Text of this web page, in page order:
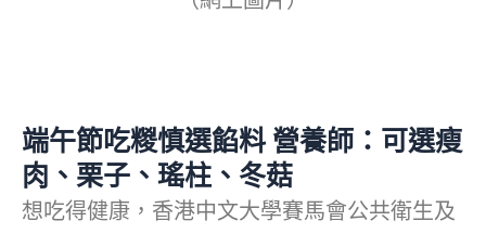
端午節吃糉慎選餡料 營養師：可選瘦
肉、栗子、瑤柱、冬菇
想吃得健康，香港中文大學賽馬會公共衛生及